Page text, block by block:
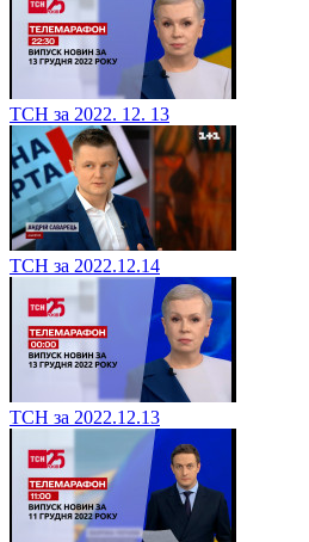
ТСН за 2022. 12. 13
ТСН за 2022.12.14
ТСН за 2022.12.13